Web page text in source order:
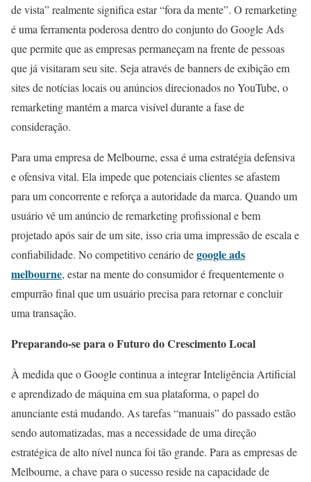
de vista” realmente significa estar “fora da mente”. O remarketing
é uma ferramenta poderosa dentro do conjunto do Google Ads
que permite que as empresas permaneçam na frente de pessoas
que já visitaram seu site. Seja através de banners de exibição em
sites de notícias locais ou anúncios direcionados no YouTube, o
remarketing mantém a marca visível durante a fase de
consideração.
Para uma empresa de Melbourne, essa é uma estratégia defensiva
e ofensiva vital. Ela impede que potenciais clientes se afastem
para um concorrente e reforça a autoridade da marca. Quando um
usuário vê um anúncio de remarketing profissional e bem
projetado após sair de um site, isso cria uma impressão de escala e
confiabilidade. No competitivo cenário degoogle ads
melbourne, estar na mente do consumidor é frequentemente o
empurrão final que um usuário precisa para retornar e concluir
uma transação.
Preparando-se para o Futuro do Crescimento Local
À medida que o Google continua a integrar Inteligência Artificial
e aprendizado de máquina em sua plataforma, o papel do
anunciante está mudando. As tarefas “manuais” do passado estão
sendo automatizadas, mas a necessidade de uma direção
estratégica de alto nível nunca foi tão grande. Para as empresas de
Melbourne, a chave para o sucesso reside na capacidade de